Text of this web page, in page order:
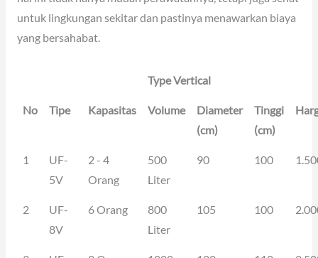
untuk lingkungan sekitar dan pastinya menawarkan biaya
yang bersahabat.
Type Vertical
No Tipe Kapasitas Volume
Diameter
(cm)
Tinggi
(cm)
1
UF-
5V
2 - 4
Orang
500
Liter
90 100
2
UF-
8V
6 Orang
800
Liter
105 100